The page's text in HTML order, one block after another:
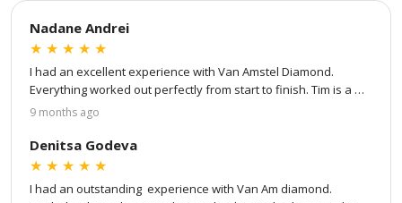
Nadane Andrei
★ ★ ★ ★ ★
I had an excellent experience with Van Amstel Diamond.
Everything worked out perfectly from start to finish. Tim is a
true professional — patient, attentive to every detail, and
the process: from choosing my own stone and ring setting to
virtual design and to the final product. He even showed me
video of the finished ring. The whole process went very
9 months ago
Denitsa Godeva
★ ★ ★ ★ ★
I had an outstanding  experience with Van Am diamond.